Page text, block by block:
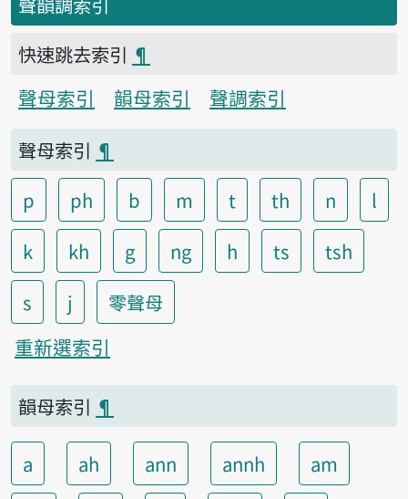
快速跳去索引 ¶
聲母索引
韻母索引
聲調索引
聲母索引 ¶
p
ph b m t th n
l
k
kh g ng h ts
tsh
s
j
零聲母
重新選索引
韻母索引 ¶
a ah ann annh
am